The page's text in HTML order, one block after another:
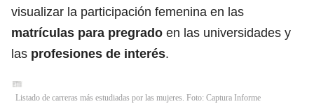
visualizar la participación femenina en las
matrículas para pregrado en las universidades y
las profesiones de interés.
Listado de carreras más estudiadas por las mujeres. Foto: Captura Informe